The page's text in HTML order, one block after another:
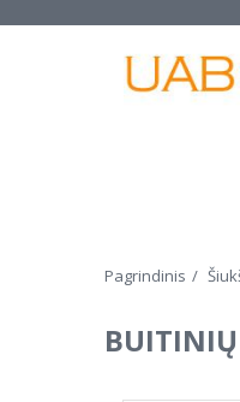
Pagrindinis
BUITINIŲ